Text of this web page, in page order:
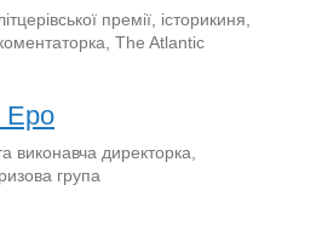
премії, історикиня,
The Atlantic
Еро
виконавча директорка,
група